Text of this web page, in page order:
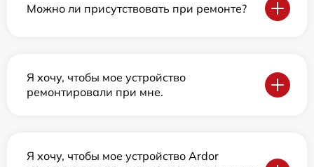
Можно ли присутствовать при ремонте?
Я хочу, чтобы мое устройство
ремонтировали при мне.
Я хочу, чтобы мое устройство Ardor